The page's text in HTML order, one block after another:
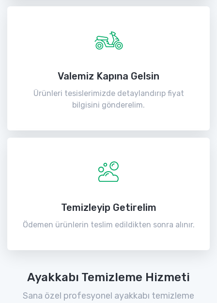
Valemiz Kapına Gelsin
Ürünleri tesislerimizde detaylandırıp fiyat
bilgisini gönderelim.
Temizleyip Getirelim
Ödemen ürünlerin teslim edildikten sonra alınır.
Ayakkabı Temizleme Hizmeti
Sana özel profesyonel ayakkabı temizleme